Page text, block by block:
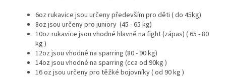
6oz rukavice jsou určeny především pro děti ( do 45kg)
8oz jsou určeny pro juniory (45 - 65 kg)
10oz rukavice jsou vhodné hlavně na fight (zápas) ( 65 - 80
kg )
12oz jsou vhodné na sparring (80 - 90 kg)
14oz jsou vhodné na sparring (cca od 90kg )
16 oz jsou určeny pro těžké bojovníky ( od 90 kg )